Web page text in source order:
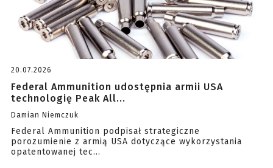
20.07.2026
Federal Ammunition udostępnia armii USA
technologię Peak All...
Damian Niemczuk
Federal Ammunition podpisał strategiczne
porozumienie z armią USA dotyczące wykorzystania
opatentowanej tec...